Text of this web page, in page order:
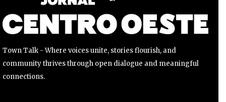
Li e aceito aPolítica de Privacidade
Town Talk - Where voices unite, stories flourish, and
community thrives through open dialogue and meaningful
connections.